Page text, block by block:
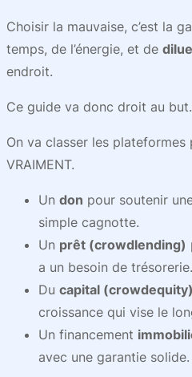
Choisir la mauvaise, c’est la
temps, de l’énergie, et de
endroit.
Ce guide va donc droit au but.
On va classer les plateformes
VRAIMENT.
Un don pour soutenir
simple cagnotte.
Un prêt (crowdlending)
a un besoin de trésorerie.
Du capital (crowdequity)
croissance qui vise le
Un financement
avec une garantie solide.